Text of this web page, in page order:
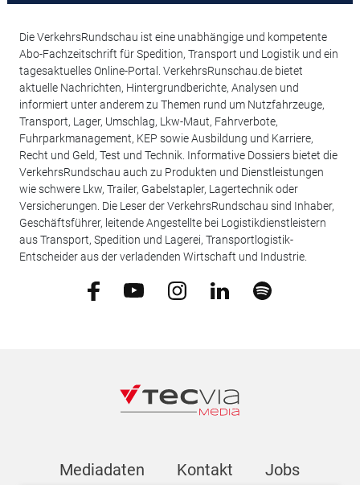
Die VerkehrsRundschau ist eine unabhängige und kompetente
Abo-Fachzeitschrift für Spedition, Transport und Logistik und ein
tagesaktuelles Online-Portal. VerkehrsRunschau.de bietet
aktuelle Nachrichten, Hintergrundberichte, Analysen und
informiert unter anderem zu Themen rund um Nutzfahrzeuge,
Transport, Lager, Umschlag, Lkw-Maut, Fahrverbote,
Fuhrparkmanagement, KEP sowie Ausbildung und Karriere,
Recht und Geld, Test und Technik. Informative Dossiers bietet die
VerkehrsRundschau auch zu Produkten und Dienstleistungen
wie schwere Lkw, Trailer, Gabelstapler, Lagertechnik oder
Versicherungen. Die Leser der VerkehrsRundschau sind Inhaber,
Geschäftsführer, leitende Angestellte bei Logistikdienstleistern
aus Transport, Spedition und Lagerei, Transportlogistik-
Entscheider aus der verladenden Wirtschaft und Industrie.
Mediadaten Kontakt Jobs